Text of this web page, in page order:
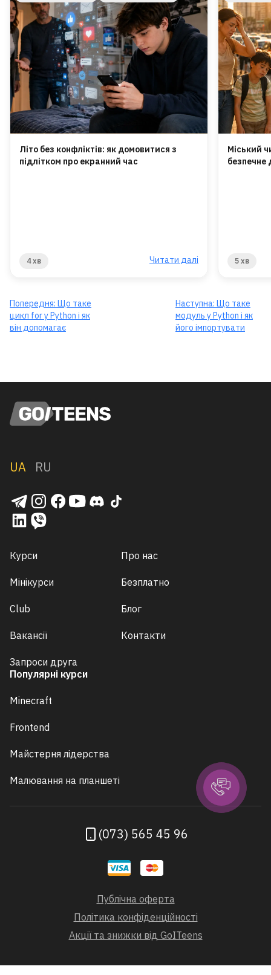
Літо без конфліктів: як домовитися з
підлітком про екранний час
4 хв Читати далі
Міський
безпечне
5 хв
Попередня: Що таке
цикл for у Python і як
він допомагає
Наступна: Що таке
модуль у Python і як
його імпортувати
UA RU
Курси
Мінікурси
Club
Вакансії
Запроси друга
Про нас
Безплатно
Блог
Контакти
Популярні курси
Minecraft
Frontend
Майстерня лідерства
Малювання на планшеті
(073) 565 45 96
Публічна оферта
Політика конфіденційності
Акції та знижки від GoITeens